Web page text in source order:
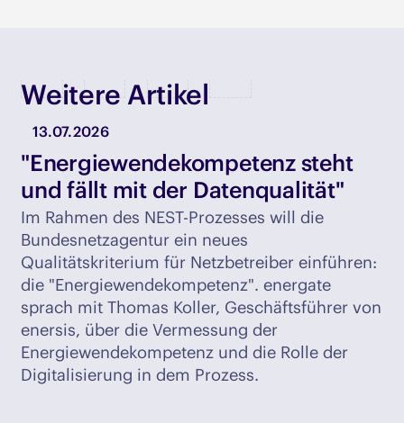
Weitere Artikel
13.07.2026
"Energiewendekompetenz steht
und fällt mit der Datenqualität"
Im Rahmen des NEST-Prozesses will die
Bundesnetzagentur ein neues
Qualitätskriterium für Netzbetreiber einführen:
die "Energiewendekompetenz". energate
sprach mit Thomas Koller, Geschäftsführer von
enersis, über die Vermessung der
Energiewendekompetenz und die Rolle der
Digitalisierung in dem Prozess.